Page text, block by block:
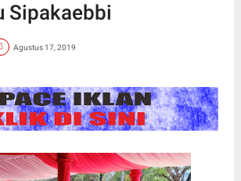
Sipakaebbi
Agustus 17, 2019